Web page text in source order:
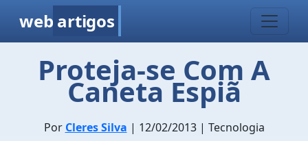
web artigos
Proteja-se Com A
Caneta Espiã
Por Cleres Silva | 12/02/2013 | Tecnologia